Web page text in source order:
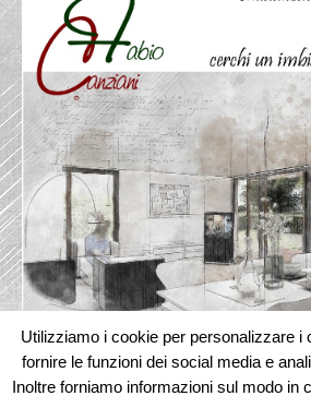
Utilizziamo i cookie per personalizzare i
fornire le funzioni dei social media e
Inoltre forniamo informazioni sul modo in